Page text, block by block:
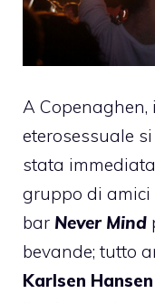
A Copenaghen,
eterosessuale
stata
gruppo di amici
bar Never Mind
bevande; tutto
Karlsen Hansen